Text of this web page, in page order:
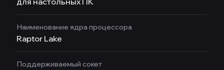
Наименование ядра процессора
Raptor Lake
Поддерживаемый сокет